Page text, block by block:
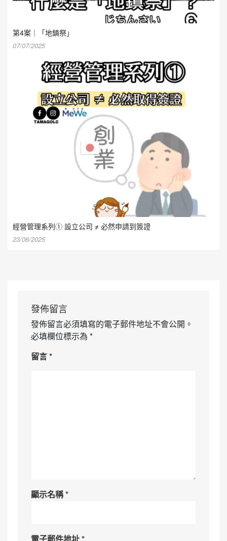
第4案｜「地鎮祭」
07/07/2025
經營管理系列① 設立公司 ≠ 必然申請到簽證
23/06/2025
發佈留言
發佈留言必須填寫的電子郵件地址不會公開。
必填欄位標示為 *
留言*
顯示名稱*